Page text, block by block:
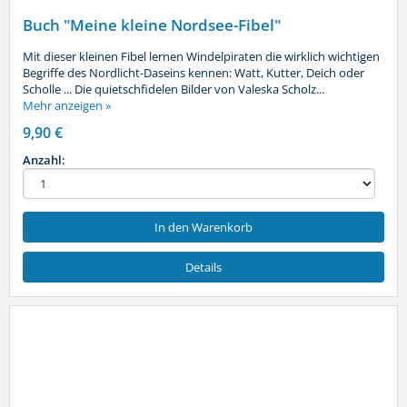
Buch "Meine kleine Nordsee-Fibel"
Mit dieser kleinen Fibel lernen Windelpiraten die wirklich wichtigen
Begriffe des Nordlicht-Daseins kennen: Watt, Kutter, Deich oder
Scholle ... Die quietschfidelen Bilder von Valeska Scholz...
Mehr anzeigen »
9,90 €
Anzahl:
In den Warenkorb
Details